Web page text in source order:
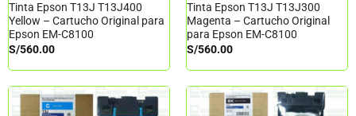
Tinta Epson T13J T13J400
Yellow – Cartucho Original para
Epson EM-C8100
S/560.00
Tinta Epson T13J T13J300
Magenta – Cartucho Original
para Epson EM-C8100
S/560.00